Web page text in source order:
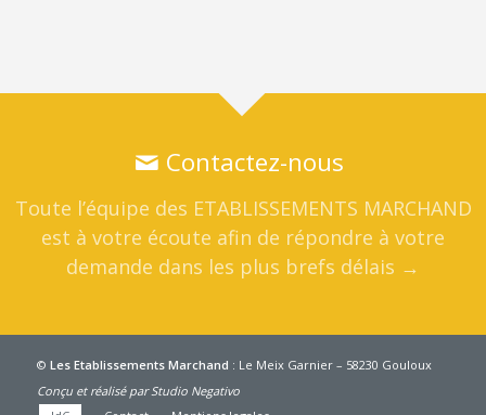
Contactez-nous
Toute l’équipe des ETABLISSEMENTS MARCHAND
est à votre écoute afin de répondre à votre
demande dans les plus brefs délais →
© Les Etablissements Marchand : Le Meix Garnier – 58230 Gouloux
Conçu et réalisé par Studio Negativo